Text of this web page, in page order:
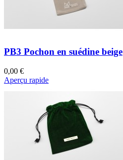
PB3 Pochon en suédine beige
0,00 €
Aperçu rapide